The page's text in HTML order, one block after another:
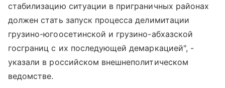
стабилизацию ситуации в приграничных районах
должен стать запуск процесса делимитации
грузино-югоосетинской и грузино-абхазской
госграниц с их последующей демаркацией", -
указали в российском внешнеполитическом
ведомстве.